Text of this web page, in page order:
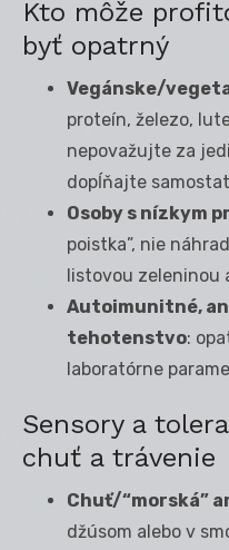
Kto môže
byť opatrný
Vegánske/
proteín, železo,
nepovažujte za
dopĺňajte
Osoby s nízkym
poistka”, nie
listovou zeleninou
Autoimunitné,
tehotenstvo:
laboratórne
Sensory a
chuť a trávenie
Chuť/“morská”
džúsom alebo v